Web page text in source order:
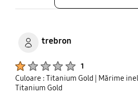
trebron
1
Culoare : Titanium Gold | Mărime inel
Titanium Gold